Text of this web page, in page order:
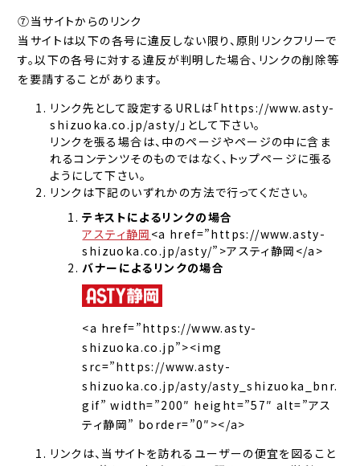
⑦当サイトからのリンク
当サイトは以下の各号に違反しない限り、原則リンクフリーで
す。以下の各号に対する違反が判明した場合、リンクの削除等
を要請することがあります。
リンク先として設定するURLは「https://www.asty-
shizuoka.co.jp/asty/」として下さい。
リンクを張る場合は、中のページやページの中に含ま
れるコンテンツそのものではなく、トップページに張る
ようにして下さい。
リンクは下記のいずれかの方法で行ってください。
テキストによるリンクの場合
アスティ静岡 <a href=”https://www.asty-
shizuoka.co.jp/asty/”>アスティ静岡</a>
バナーによるリンクの場合
<a href=”https://www.asty-
shizuoka.co.jp”><img
src=”https://www.asty-
shizuoka.co.jp/asty/asty_shizuoka_bnr.
gif” width=”200″ height=”57″ alt=”アス
ティ静岡” border=”0″></a>
リンクは、当サイトを訪れるユーザーの便宜を図ること